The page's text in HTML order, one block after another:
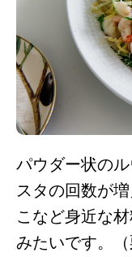
パウダー状の
スタの回数が
こなど身近な
みたいです。（